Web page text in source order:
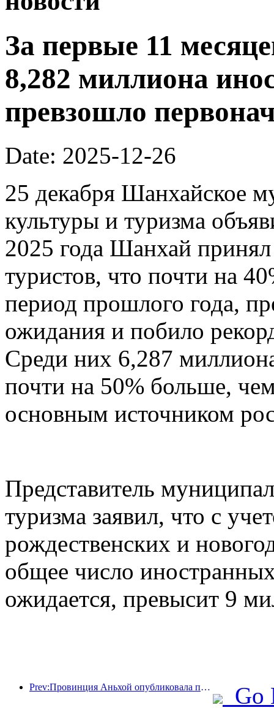
За первые 11
8,282 миллиона
превзошло
Date: 2025-12-26
25 декабря Шанхайское
культуры и туризма
2025 года Шанхай
туристов, что почти на
период прошлого года,
ожидания и побило
Среди них 6,287
почти на 50% больше,
основным источником
Представитель
туризма заявил, что с
рождественских и
общее число
ожидается, превысит 9
Prev:Провинция Аньхой опубликовала проект «15-го пятилетнего плана», направленный на развитие индустрии культурного туризма в качестве одной из ключевых отраслей экономики. Go